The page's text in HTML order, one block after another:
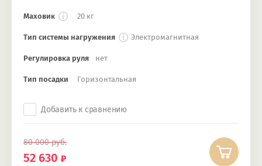
Маховик 20 кг
Тип системы нагружения Электромагнитная
Регулировка руля нет
Тип посадки Горизонтальная
Добавить к сравнению
80 000руб.
52 630